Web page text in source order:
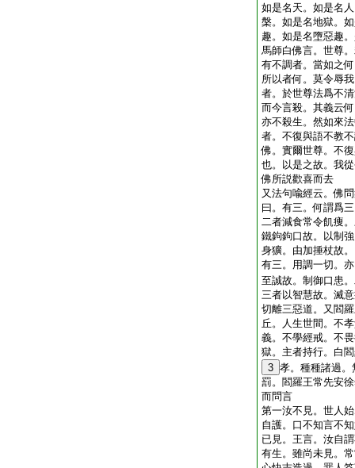
如是名天。如是名
槃。如是名地獄。
趣。如是名墮惡趣
馬師白佛言。世尊
有不調者。當如之
所以者何。莫令辱
者。於世尊法爲不
而今言殺。其義云
亦不殺生。然如來
者。不復與語不教
佛。實爾世尊。不
也。以是之故。我
佛所説歡喜而去
又法句喩經云。佛
曰。有三。何謂爲
二者減食常令飢痩
鐵鉤鉤口故。以制
身獷。由加捶杖故
有三。用調一切。
至誠故。制御口患
三者以智慧故。滅
切離三惡道。又閻
丘。人生世間。不
義。不學經戒。不
獄。主者持行。白
3 孝。種種諸過
罰。閻羅王常先安
而問言
第一汝不見。世人
自護。口不知言不
已見。王言。汝自
有生。雖尚未見。